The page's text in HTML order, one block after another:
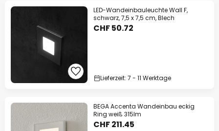
LED-Wandeinbauleuchte Wall F,
schwarz, 7,5 x 7,5 cm, Blech
CHF 50.72
Lieferzeit: 7 - 11 Werktage
BEGA Accenta Wandeinbau eckig
Ring weiß 315lm
CHF 211.45